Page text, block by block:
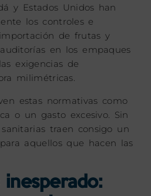
y Estados Unidos han
los controles e
de frutas y
en los empaques
exigencias de
milimétricas.
estas normativas como
o un gasto excesivo. Sin
traen consigo un
para aquellos que hacen las